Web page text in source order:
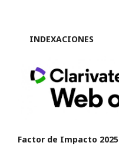
INDEXACIONES
Factor de Impacto 2025